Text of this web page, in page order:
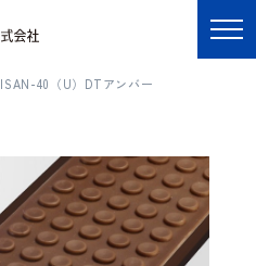
ISAN-40（U）DTアンバー